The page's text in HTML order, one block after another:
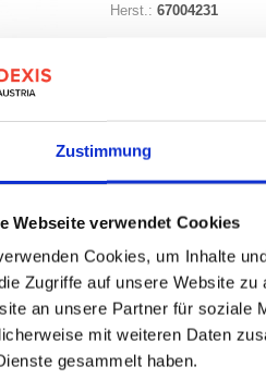
Zustimmung
Webseite verwendet Cookies
Cookies, um Inhalte
Zugriffe auf unsere Website
an unsere Partner für soziale
mit weiteren Daten
gesammelt haben.
Herst.: 67004231
Lager anzeigen
Print
ALLE SPEZIFIKATIONEN